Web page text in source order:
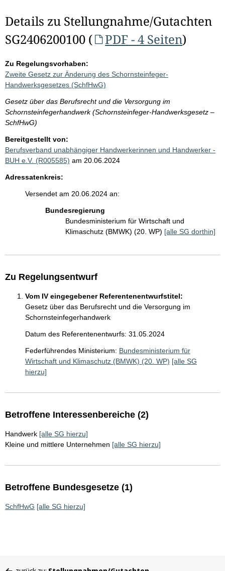
Details zu Stellungnahme/Gutachten
SG2406200100 (
PDF - 4 Seiten)
Zu Regelungsvorhaben:
Zweite Gesetz zur Änderung des Schornsteinfeger-
Handwerksgesetzes (SchfHwG)
Gesetz über das Berufsrecht und die Versorgung im
Schornsteinfegerhandwerk (Schornsteinfeger-Handwerksgesetz –
SchfHwG)
Bereitgestellt von:
Berufsverband unabhängiger Handwerkerinnen und Handwerker -
BUH e.V. (R005585) am 20.06.2024
Adressatenkreis:
Versendet am 20.06.2024 an:
Bundesregierung
Bundesministerium für Wirtschaft und
Klimaschutz (BMWK) (20. WP) [alle SG dorthin]
Zu Regelungsentwurf
Vom IV eingegebener Referentenentwurfstitel:
Gesetz über das Berufsrecht und die Versorgung im
Schornsteinfegerhandwerk
Datum des Referentenentwurfs: 31.05.2024
Federführendes Ministerium: Bundesministerium für
Wirtschaft und Klimaschutz (BMWK) (20. WP) [alle SG
hierzu]
Betroffene Interessenbereiche (2)
Handwerk [alle SG hierzu]
Kleine und mittlere Unternehmen [alle SG hierzu]
Betroffene Bundesgesetze (1)
SchfHwG [alle SG hierzu]